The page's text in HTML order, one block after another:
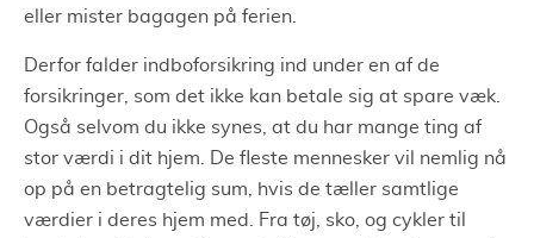
eller mister bagagen på ferien.
Derfor falder indboforsikring ind under en af de
forsikringer, som det ikke kan betale sig at spare væk.
Også selvom du ikke synes, at du har mange ting af
stor værdi i dit hjem. De fleste mennesker vil nemlig nå
op på en betragtelig sum, hvis de tæller samtlige
værdier i deres hjem med. Fra tøj, sko, og cykler til